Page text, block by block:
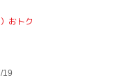
おトク
19